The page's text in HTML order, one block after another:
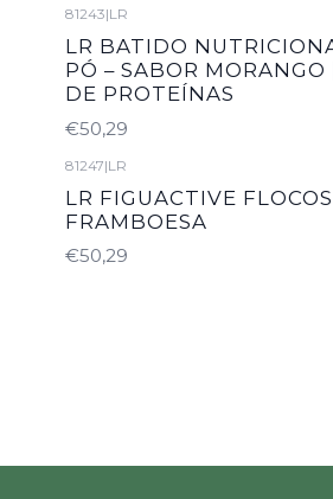
81243|LR
LR BATIDO
PÓ – SABOR
DE PROTEÍNAS
€50,29
81247|LR
LR FIGUACTIVE FLOCOS
FRAMBOESA
€50,29